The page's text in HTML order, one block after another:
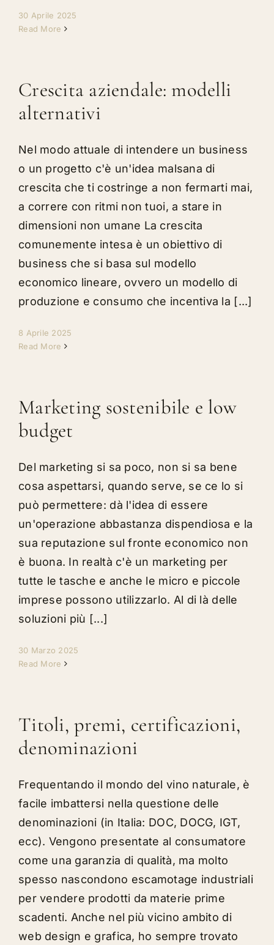
30 Aprile 2025
Read More
Crescita aziendale: modelli
alternativi
Nel modo attuale di intendere un business
o un progetto c'è un'idea malsana di
crescita che ti costringe a non fermarti mai,
a correre con ritmi non tuoi, a stare in
dimensioni non umane La crescita
comunemente intesa è un obiettivo di
business che si basa sul modello
economico lineare, ovvero un modello di
produzione e consumo che incentiva la [...]
8 Aprile 2025
Read More
Marketing sostenibile e low
budget
Del marketing si sa poco, non si sa bene
cosa aspettarsi, quando serve, se ce lo si
può permettere: dà l'idea di essere
un'operazione abbastanza dispendiosa e la
sua reputazione sul fronte economico non
è buona. In realtà c'è un marketing per
tutte le tasche e anche le micro e piccole
imprese possono utilizzarlo. Al di là delle
soluzioni più [...]
30 Marzo 2025
Read More
Titoli, premi, certificazioni,
denominazioni
Frequentando il mondo del vino naturale, è
facile imbattersi nella questione delle
denominazioni (in Italia: DOC, DOCG, IGT,
ecc). Vengono presentate al consumatore
come una garanzia di qualità, ma molto
spesso nascondono escamotage industriali
per vendere prodotti da materie prime
scadenti. Anche nel più vicino ambito di
web design e grafica, ho sempre trovato